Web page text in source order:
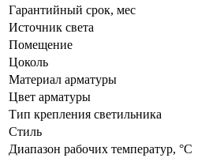
Гарантийный срок, мес
Источник света
Помещение
Цоколь
Материал арматуры
Цвет арматуры
Тип крепления светильника
Стиль
Диапазон рабочих температур, °C